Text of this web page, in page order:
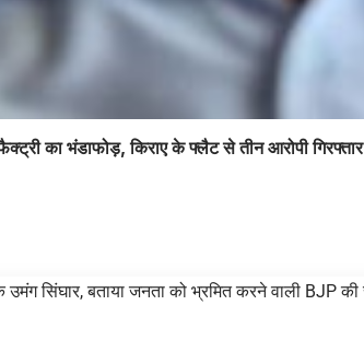
का भंडाफोड़, किराए के फ्लैट से तीन आरोपी गिरफ्तार